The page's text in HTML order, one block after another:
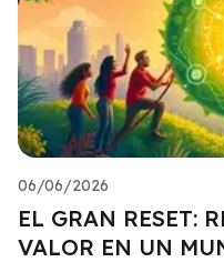
06/06/2026
EL GRAN RESET:
VALOR EN UN